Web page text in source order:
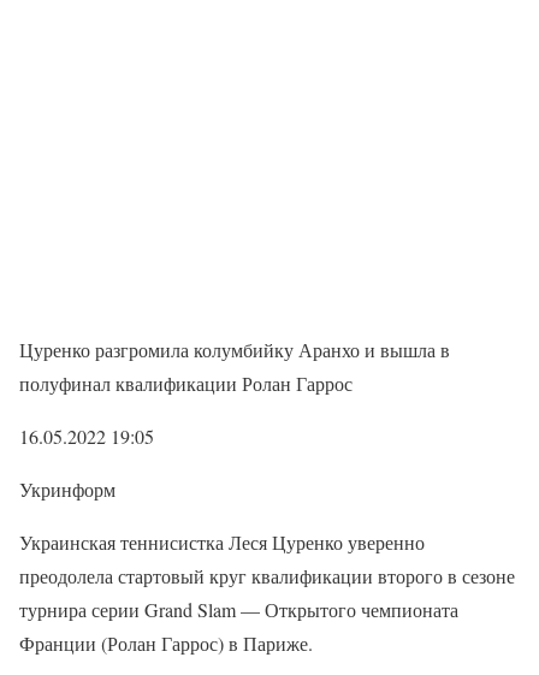
Цуренко разгромила колумбийку Аранхо и вышла в
полуфинал квалификации Ролан Гаррос
16.05.2022 19:05
Укринформ
Украинская теннисистка Леся Цуренко уверенно
преодолела стартовый круг квалификации второго в сезоне
турнира серии Grand Slam — Открытого чемпионата
Франции (Ролан Гаррос) в Париже.